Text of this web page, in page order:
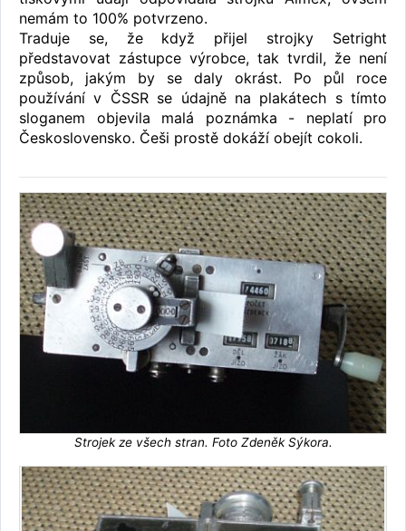
nemám to 100% potvrzeno.
Traduje se, že když přijel strojky Setright
představovat zástupce výrobce, tak tvrdil, že není
způsob, jakým by se daly okrást. Po půl roce
používání v ČSSR se údajně na plakátech s tímto
sloganem objevila malá poznámka - neplatí pro
Československo. Češi prostě dokáží obejít cokoli.
Strojek ze všech stran. Foto Zdeněk Sýkora.